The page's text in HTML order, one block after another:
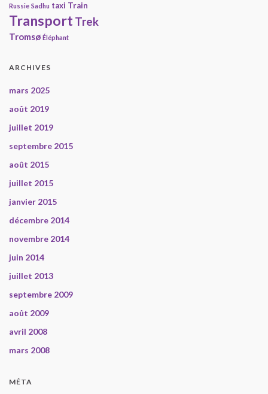
Russie Sadhu taxi Train
Transport Trek
Tromsø Éléphant
ARCHIVES
mars 2025
août 2019
juillet 2019
septembre 2015
août 2015
juillet 2015
janvier 2015
décembre 2014
novembre 2014
juin 2014
juillet 2013
septembre 2009
août 2009
avril 2008
mars 2008
MÉTA